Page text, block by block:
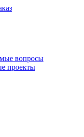
вопросы
проекты